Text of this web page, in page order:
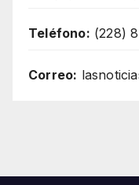
Teléfono: (228)
Correo: